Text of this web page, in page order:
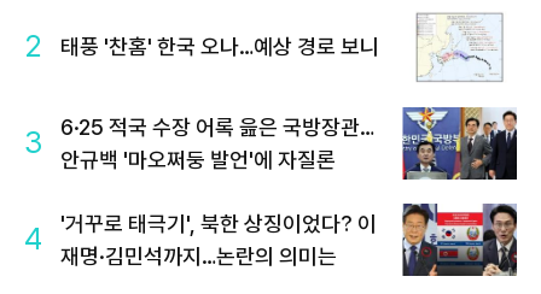
2 태풍 '찬홈' 한국 오나…예상 경로 보니
3
6·25 적국 수장 어록 읊은 국방장관…
안규백 '마오쩌둥 발언'에 자질론
4
'거꾸로 태극기', 북한 상징이었다? 이
재명·김민석까지…논란의 의미는